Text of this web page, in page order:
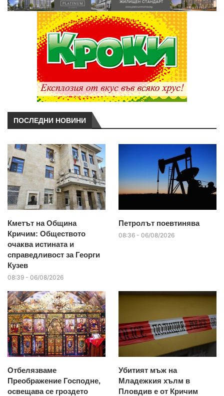
ПОСЛЕДНИ НОВИНИ
Кметът на Община
Кричим: Обществото
очаква истината и
справедливост за Георги
Кузев
08:39 - 06/08/2026
Петролът поевтинява
08:36 - 06/08/2026
Отбелязваме
Преображение Господне,
освещава се гроздето
Убитият мъж на
Младежкия хълм в
Пловдив е от Кричим